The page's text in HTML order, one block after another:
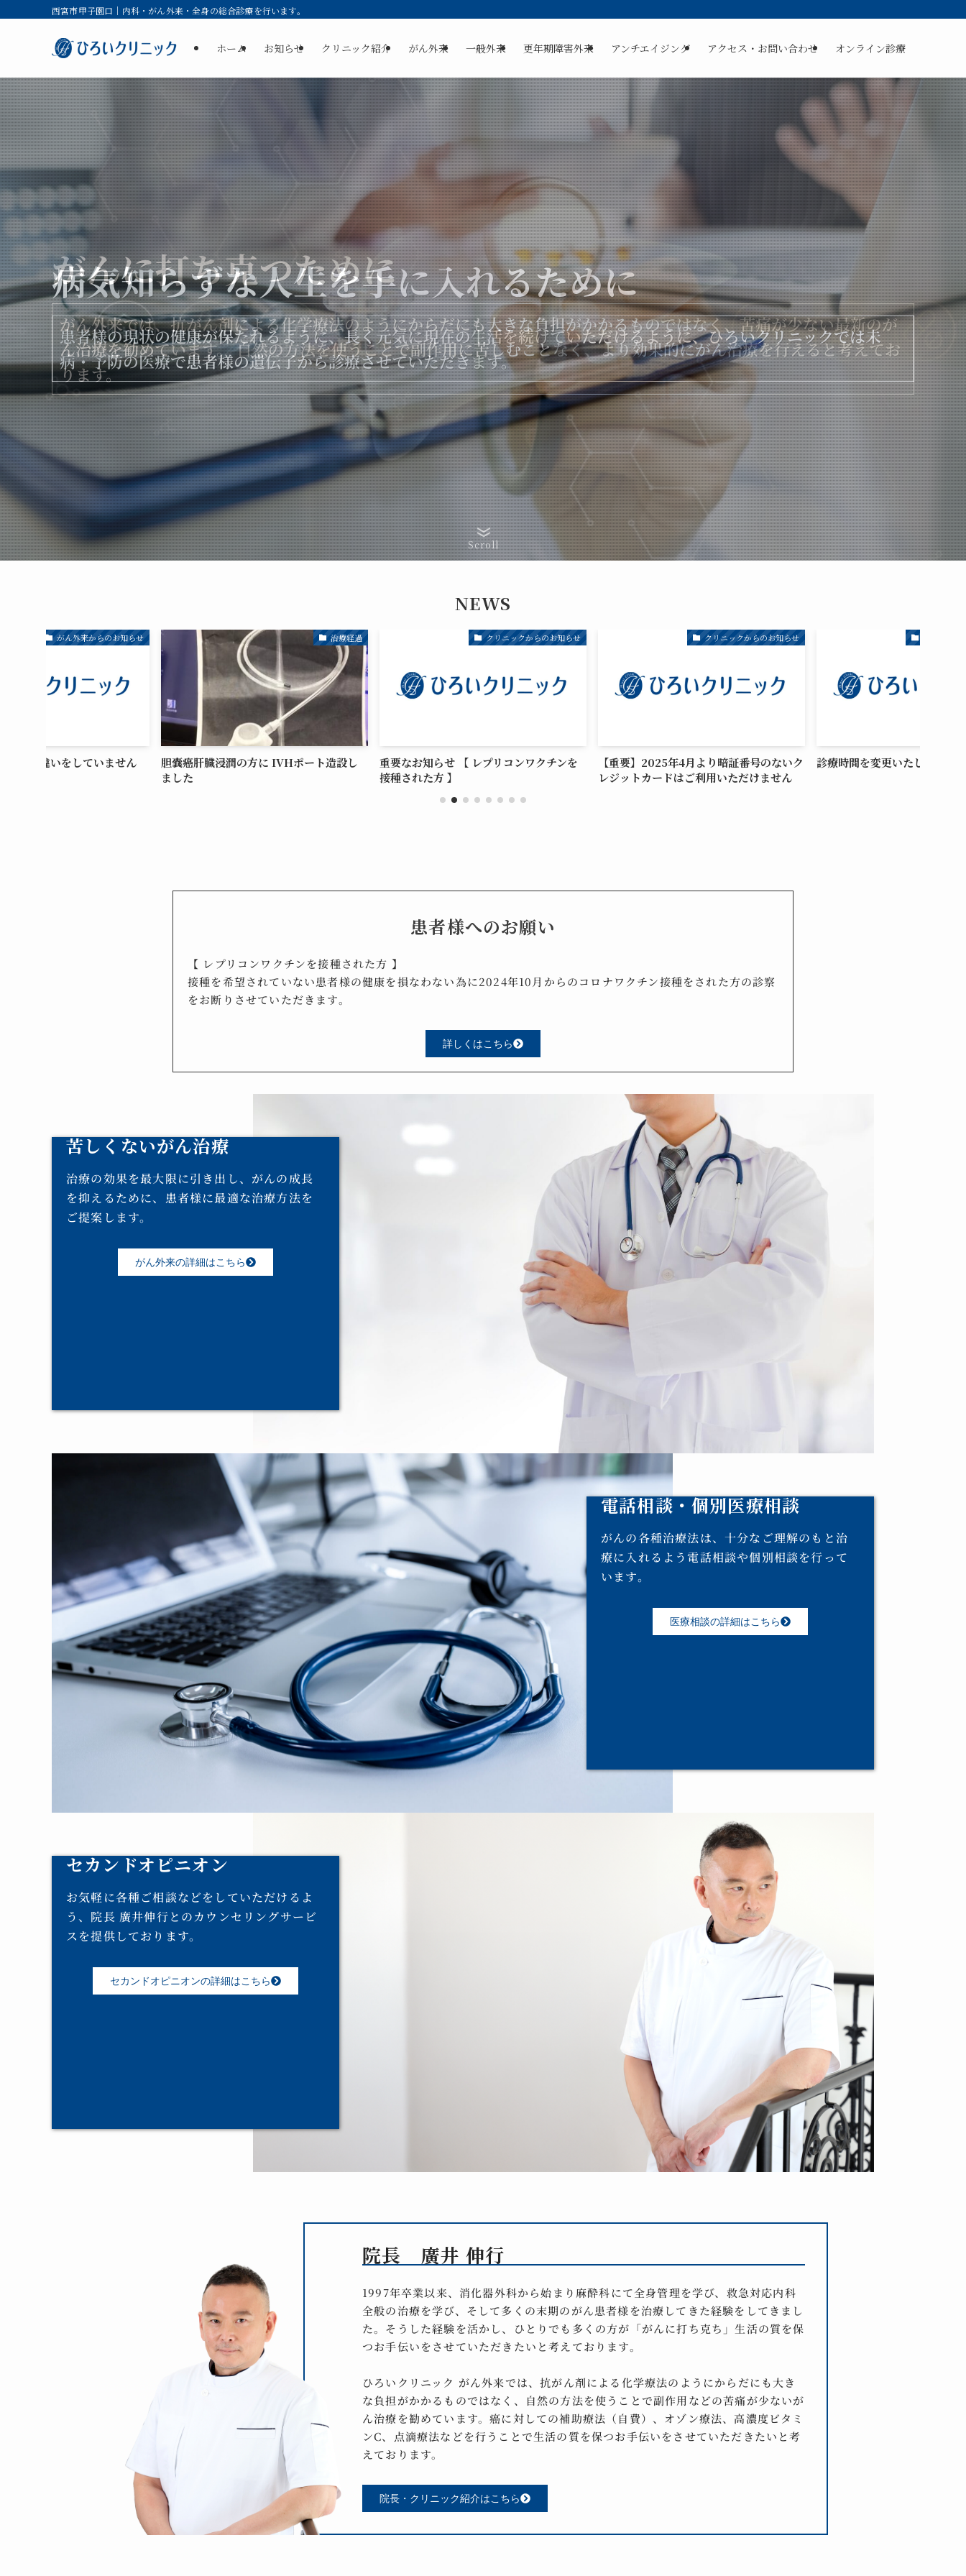
西宮市甲子園口｜内科・がん外来・全身の総合診療を行います。
ホーム お知らせ クリニック紹介 がん外来 一般外来 更年期障害外来 アンチエイジング アクセス・お問い合わせ オンライン診療
病気知らずな人生を手に入れるために
患者様の現状の健康が保たれるように、長く元気に現在の生活を続けていただけるように、ひろいクリニックでは未
病・予防の医療で患者様の遺伝子から診療させていただきます。
がんに打ち克つために
がん外来では、抗がん剤による化学療法のようにからだにも大きな負担がかかるものではなく、苦痛が少ない最新のが
ん治療を勧めています。 自然の方法を使うことで副作用に苦しむことなく、より効果的にがん治療を行えると考えてお
ります。
病気知らずな人生を手に入れるために
患者様の現状の健康が保たれるように、長く元気に現在の生活を続けていただけるように、ひろいクリニックでは未
病・予防の医療で患者様の遺伝子から診療させていただきます。
Scroll
NEWS
がん外来からのお知らせ
んな間違いをしていません
治療経過
胆嚢癌肝臓浸潤の方に IVHポート造設し
ました
クリニックからのお知らせ
重要なお知らせ 【 レプリコンワクチンを
接種された方 】
クリニックからのお知らせ
【重要】2025年4月より暗証番号のないク
レジットカードはご利用いただけません
診療時間を変更いたしました
患者様へのお願い
【 レプリコンワクチンを接種された方 】
接種を希望されていない患者様の健康を損なわない為に2024年10月からのコロナワクチン接種をされた方の診察
をお断りさせていただきます。
詳しくはこちら
苦しくないがん治療
治療の効果を最大限に引き出し、がんの成長
を抑えるために、患者様に最適な治療方法を
ご提案します。
がん外来の詳細はこちら
電話相談・個別医療相談
がんの各種治療法は、十分なご理解のもと治
療に入れるよう電話相談や個別相談を行って
います。
医療相談の詳細はこちら
セカンドオピニオン
お気軽に各種ご相談などをしていただけるよ
う、院長 廣井伸行とのカウンセリングサービ
スを提供しております。
セカンドオピニオンの詳細はこちら
院長 廣井 伸行
1997年卒業以来、消化器外科から始まり麻酔科にて全身管理を学び、救急対応内科
全般の治療を学び、そして多くの末期のがん患者様を治療してきた経験をしてきまし
た。そうした経験を活かし、ひとりでも多くの方が「がんに打ち克ち」生活の質を保
つお手伝いをさせていただきたいと考えております。
ひろいクリニック がん外来では、抗がん剤による化学療法のようにからだにも大き
な負担がかかるものではなく、自然の方法を使うことで副作用などの苦痛が少ないが
ん治療を勧めています。癌に対しての補助療法（自費）、オゾン療法、高濃度ビタミ
ンC、点滴療法などを行うことで生活の質を保つお手伝いをさせていただきたいと考
えております。
院長・クリニック紹介はこちら